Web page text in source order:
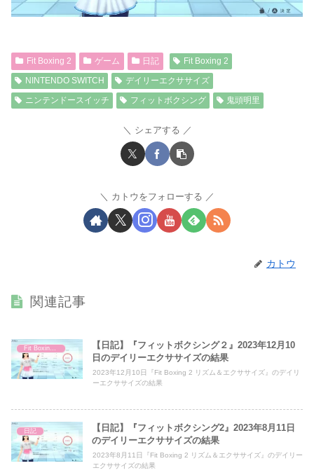
Fit Boxing 2 ゲーム 日記
Fit Boxing 2
NINTENDO SWITCH
デイリーエクササイズ
ニンテンドースイッチ
フィットボクシング 鬼頭明里
シェアする
カトウをフォローする
カトウ
関連記事
Fit Boxing 2
【日記】『フィットボクシング２』2023年12月10
日のデイリーエクササイズの結果
2023年12月10日『Fit Boxing 2 リズム＆エクササイズ』のデイリ
ーエクササイズの結果
日記
【日記】『フィットボクシング2』2023年8月11日
のデイリーエクササイズの結果
2023年8月11日『Fit Boxing 2 リズム＆エクササイズ』のデイリー
エクササイズの結果